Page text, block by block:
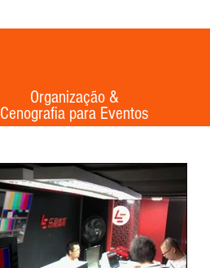
Organização &
Cenografia para Eventos